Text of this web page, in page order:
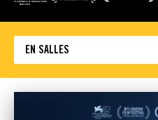
EN SALLES